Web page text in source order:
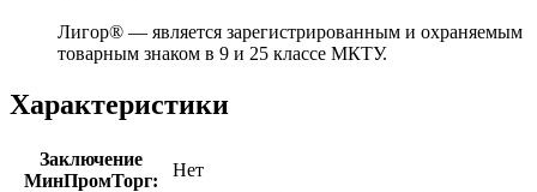
Лигор® — является зарегистрированным и охраняемым
товарным знаком в 9 и 25 классе МКТУ.
Характеристики
Заключение
МинПромТорг:
Нет